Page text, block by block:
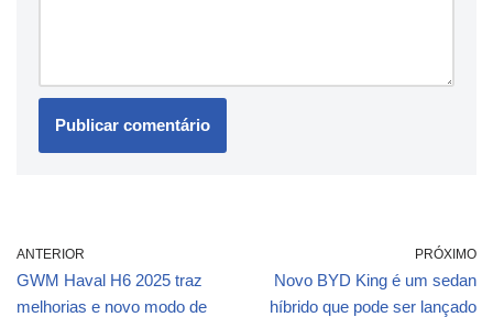
ANTERIOR
GWM Haval H6 2025 traz
melhorias e novo modo de
PRÓXIMO
Novo BYD King é um sedan
híbrido que pode ser lançado